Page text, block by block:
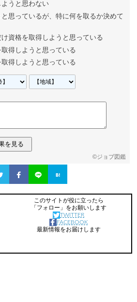
うと思わない
思っているが、特に何を取るか決めて
資格を取得しようと思っている
得しようと思っている
得しようと思っている
©ジョブ図鑑
このサイトが役に立ったら
「フォロー」をお願いします
TWITTER
FACEBOOK
最新情報をお届けします